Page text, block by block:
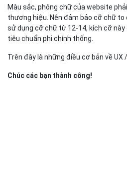
Màu sắc, phông chữ của website
thương hiệu. Nên đảm bảo cỡ chữ to
sử dụng cỡ chữ từ 12-14, kích cỡ
tiêu chuẩn phi chính thống.
Trên đây là những điều cơ bản về UX
Chúc các bạn thành công!